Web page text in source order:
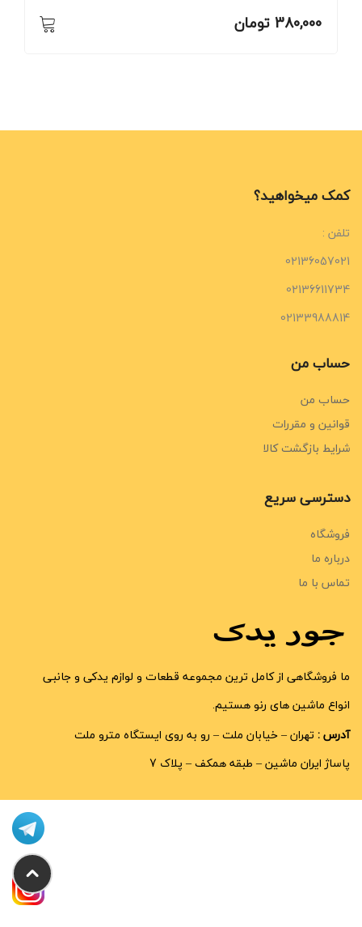
380,000تومان
کمک میخواهید؟
تلفن :
02136057021
02136611734
02133988814
حساب من
حساب من
قوانین و مقررات
شرایط بازگشت کالا
دسترسی سریع
فروشگاه
درباره ما
تماس با ما
ما فروشگاهی از کامل ترین مجموعه قطعات و لوازم یدکی و جانبی
انواع ماشین های رنو هستیم.
آدرس : تهران – خیابان ملت – رو به روی ایستگاه مترو ملت
پاساژ ایران ماشین – طبقه همکف – پلاک 7